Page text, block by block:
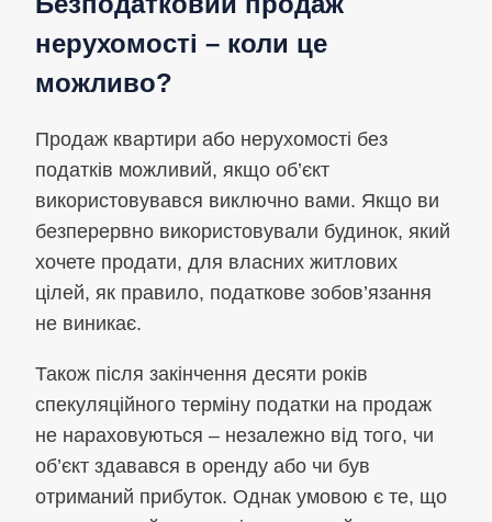
нерухомості – коли це
можливо?
Продаж квартири або нерухомості без
податків можливий, якщо об’єкт
використовувався виключно вами. Якщо ви
безперервно використовували будинок, який
хочете продати, для власних житлових
цілей, як правило, податкове зобов’язання
не виникає.
Також після закінчення десяти років
спекуляційного терміну податки на продаж
не нараховуються – незалежно від того, чи
об’єкт здавався в оренду або чи був
отриманий прибуток. Однак умовою є те, що